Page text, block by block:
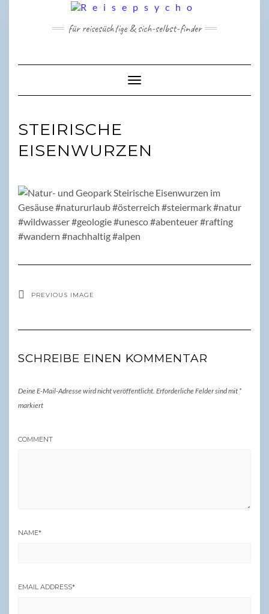
für reisesüchtige & sich-selbst-finder
Toggle Navigation
STEIRISCHE
EISENWURZEN
PREVIOUS IMAGE
SCHREIBE EINEN KOMMENTAR
Deine E-Mail-Adresse wird nicht veröffentlicht. Erforderliche Felder sind mit *
markiert
COMMENT
NAME*
EMAIL ADDRESS*